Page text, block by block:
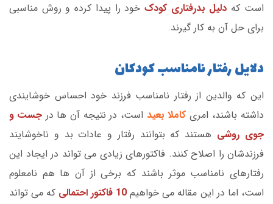
است که دلیل بدرفتاری کودک خود را پیدا کرده و روش مناسبی
برای حل آن به کار گیرند.
دلایل رفتار نامناسب کودکان
این که والدین از رفتار نامناسب فرزند خود احساس خوشایندی
داشته باشند، امری کاملا بعید است، در نتیجه آن ها در جست و
جوی روشی هستند که بتوانند رفتار و عادات بد و ناخوشایند
فرزندشان را اصلاح کنند. فاکتورهای زیادی می تواند در ایجاد این
رفتارهای نامناسب موثر باشند که برخی از آن ها هم نامعلوم
است، اما در این مقاله می خواهیم
که می تواند